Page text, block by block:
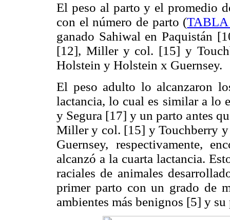
El peso al parto y el promedio
con el número de parto (
ganado Sahiwal en Paquistán
[12], Miller y col. [15] y
Holstein y Holstein x Guernsey.
El peso adulto lo alcanzaron
lactancia, lo cual es similar a lo
y Segura [17] y un parto antes
Miller y col. [15] y Touchberry
Guernsey, respectivamente,
alcanzó a la cuarta lactancia.
raciales de animales
primer parto con un grado de
ambientes más benignos [5] y su